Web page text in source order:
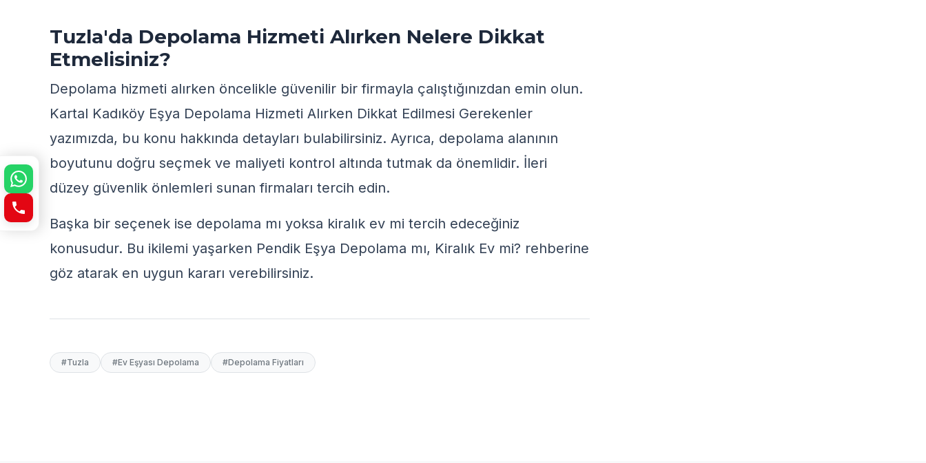
Tuzla'da Depolama Hizmeti Alırken Nelere Dikkat
Etmelisiniz?
Depolama hizmeti alırken öncelikle güvenilir bir firmayla çalıştığınızdan emin olun.
Kartal Kadıköy Eşya Depolama Hizmeti Alırken Dikkat Edilmesi Gerekenler
yazımızda, bu konu hakkında detayları bulabilirsiniz. Ayrıca, depolama alanının
boyutunu doğru seçmek ve maliyeti kontrol altında tutmak da önemlidir. İleri
düzey güvenlik önlemleri sunan firmaları tercih edin.
Başka bir seçenek ise depolama mı yoksa kiralık ev mi tercih edeceğiniz
konusudur. Bu ikilemi yaşarken Pendik Eşya Depolama mı, Kiralık Ev mi? rehberine
göz atarak en uygun kararı verebilirsiniz.
#Tuzla #Ev Eşyası Depolama #Depolama Fiyatları